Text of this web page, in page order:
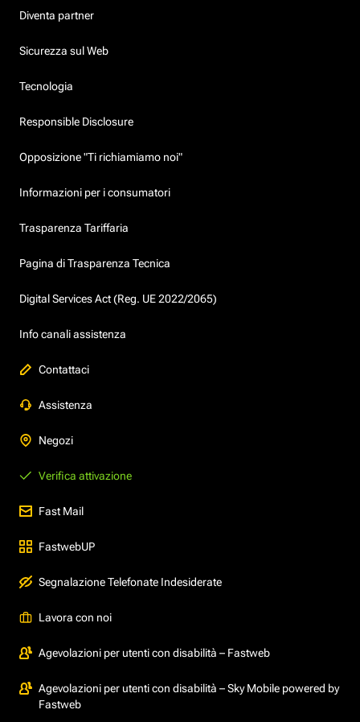
Diventa partner
Sicurezza sul Web
Tecnologia
Responsible Disclosure
Opposizione "Ti richiamiamo noi"
Informazioni per i consumatori
Trasparenza Tariffaria
Pagina di Trasparenza Tecnica
Digital Services Act (Reg. UE 2022/2065)
Info canali assistenza
Contattaci
Assistenza
Negozi
Verifica attivazione
Fast Mail
FastwebUP
Segnalazione Telefonate Indesiderate
Lavora con noi
Agevolazioni per utenti con disabilità – Fastweb
Agevolazioni per utenti con disabilità – Sky Mobile powered by
Fastweb